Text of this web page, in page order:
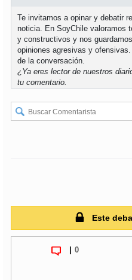
Te invitamos a opinar y debatir
noticia. En SoyChile valoramos
y constructivos y nos
opiniones agresivas y
de la conversación.
¿Ya eres lector de nuestros
tu comentario.
Este
0